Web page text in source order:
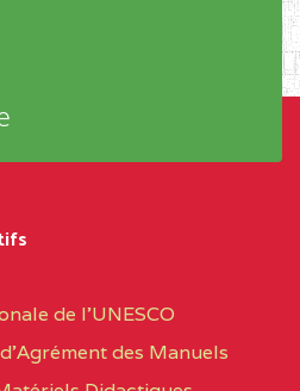
D'ENSEIGNEMENT
PROFESSIONNEL
(CEGEP) STE FOI BP
:4740 YAOUNDE
de l’UNESCO
des Manuels